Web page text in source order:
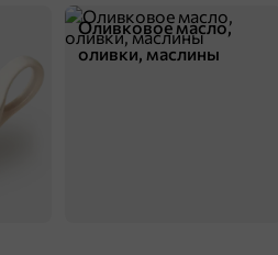
Оливковое масло,
оливки, маслины